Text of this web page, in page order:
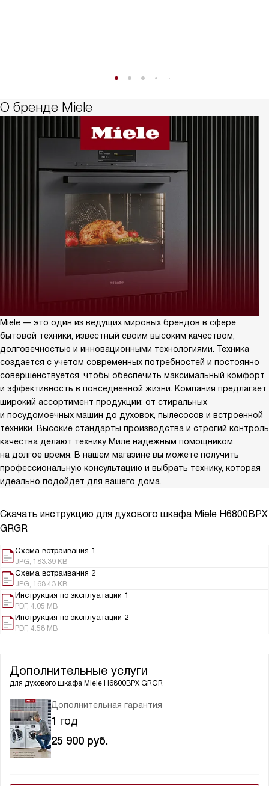
О бренде Miele
Miele — это один из ведущих мировых брендов в сфере
бытовой техники, известный своим высоким качеством,
долговечностью и инновационными технологиями. Техника
создается с учетом современных потребностей и постоянно
совершенствуется, чтобы обеспечить максимальный комфорт
и эффективность в повседневной жизни. Компания предлагает
широкий ассортимент продукции: от стиральных
и посудомоечных машин до духовок, пылесосов и встроенной
техники. Высокие стандарты производства и строгий контроль
качества делают технику Миле надежным помощником
на долгое время. В нашем магазине вы можете получить
профессиональную консультацию и выбрать технику, которая
идеально подойдет для вашего дома.
Скачать инструкцию для духового шкафа Miele H6800BPX
GRGR
Схема встраивания 1
JPG, 183.39 KB
Схема встраивания 2
JPG, 168.43 KB
Инструкция по эксплуатации 1
PDF, 4.05 MB
Инструкция по эксплуатации 2
PDF, 4.58 MB
Дополнительные услуги
для духового шкафа Miele H6800BPX GRGR
Дополнительная гарантия
1 год
25 900 руб.